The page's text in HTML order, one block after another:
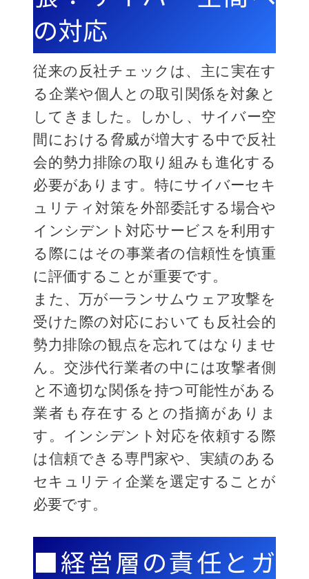
の対応
従来の反社チェックは、主に実在す
る企業や個人との取引関係を対象と
してきました。しかし、サイバー空
間における脅威が増大する中で反社
会的勢力排除の取り組みも進化する
必要があります。特にサイバーセキ
ュリティ対策を外部委託する場合や
インシデント対応サービスを利用す
る際にはその事業者の信頼性を慎重
に評価することが重要です。
また、万が一ランサムウェア攻撃を
受けた際の対応においても反社会的
勢力排除の観点を忘れてはなりませ
ん。交渉代行業者の中には攻撃者側
と不適切な関係を持つ可能性がある
業者も存在するとの指摘がありま
す。インシデント対応を依頼する際
は信頼できる専門家や、実績のある
セキュリティ企業を選定することが
必要です。
■経営層の責任とガ